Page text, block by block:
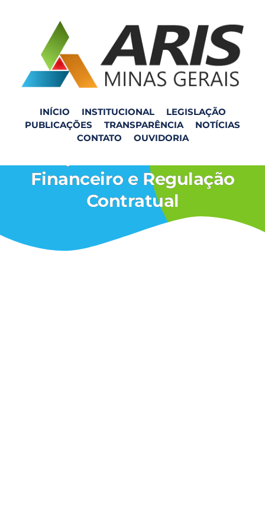
INÍCIO INSTITUCIONAL
LEGISLAÇÃO
PUBLICAÇÕES
TRANSPARÊNCIA
NOTÍCIAS
CONTATO
OUVIDORIA
Participação no Curso:
Financeiro e Regulação
Contratual